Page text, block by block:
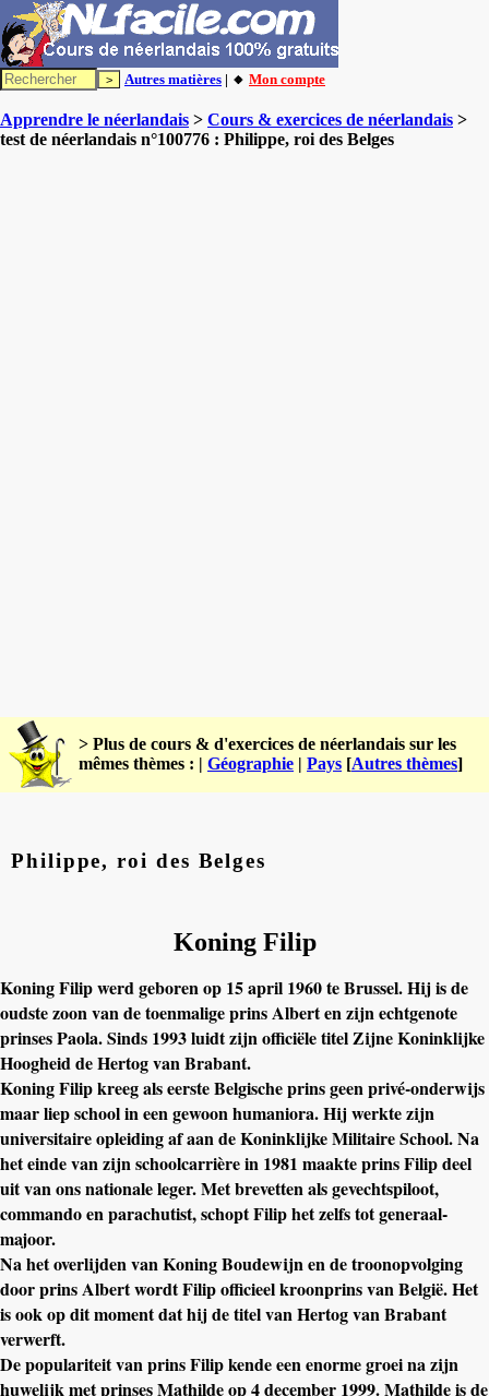
Autres matières | 🔸 Mon compte
Apprendre le néerlandais > Cours & exercices de néerlandais >
test de néerlandais n°100776 : Philippe, roi des Belges
> Plus de cours & d'exercices de néerlandais sur les
mêmes thèmes : | Géographie | Pays [Autres thèmes]
Philippe, roi des Belges
Koning Filip
Koning Filip werd geboren op 15 april 1960 te Brussel. Hij is de
oudste zoon van de toenmalige prins Albert en zijn echtgenote
prinses Paola. Sinds 1993 luidt zijn officiële titel Zijne Koninklijke
Hoogheid de Hertog van Brabant.
Koning Filip kreeg als eerste Belgische prins geen privé-onderwijs
maar liep school in een gewoon humaniora. Hij werkte zijn
universitaire opleiding af aan de Koninklijke Militaire School. Na
het einde van zijn schoolcarrière in 1981 maakte prins Filip deel
uit van ons nationale leger. Met brevetten als gevechtspiloot,
commando en parachutist, schopt Filip het zelfs tot generaal-
majoor.
Na het overlijden van Koning Boudewijn en de troonopvolging
door prins Albert wordt Filip officieel kroonprins van België. Het
is ook op dit moment dat hij de titel van Hertog van Brabant
verwerft.
De populariteit van prins Filip kende een enorme groei na zijn
huwelijk met prinses Mathilde op 4 december 1999. Mathilde is de